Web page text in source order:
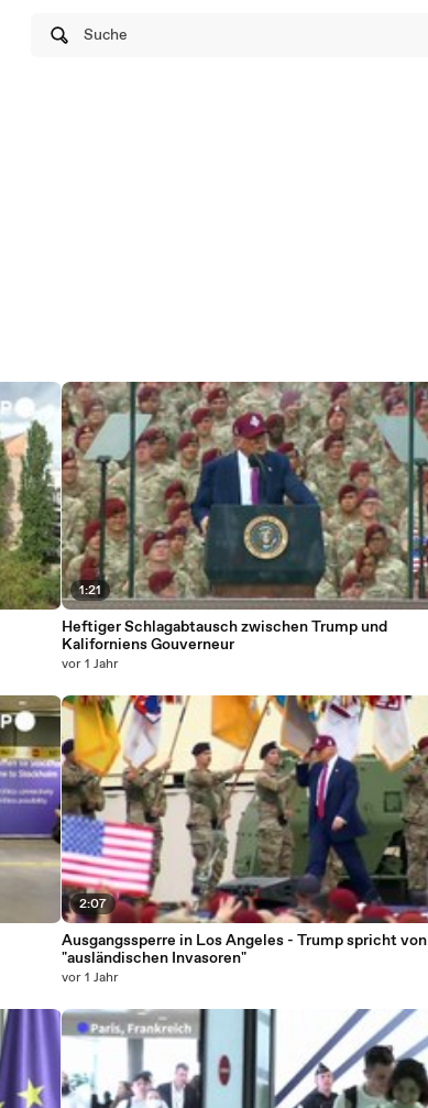
Suche
1:21
Heftiger Schlagabtausch zwischen Trump und
Kaliforniens Gouverneur
vor 1 Jahr
2:07
Ausgangssperre in Los Angeles - Trump spricht von
"ausländischen Invasoren"
vor 1 Jahr